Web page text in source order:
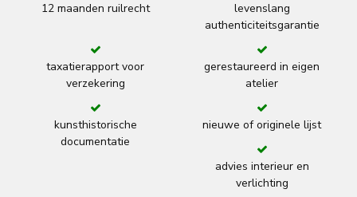
12 maanden ruilrecht
levenslang
authenticiteitsgarantie
taxatierapport voor
verzekering
gerestaureerd in eigen
atelier
kunsthistorische
documentatie
nieuwe of originele lijst
advies interieur en
verlichting